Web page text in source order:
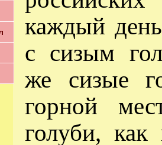
каждый
с сизым
же сизые
горной
голуби,